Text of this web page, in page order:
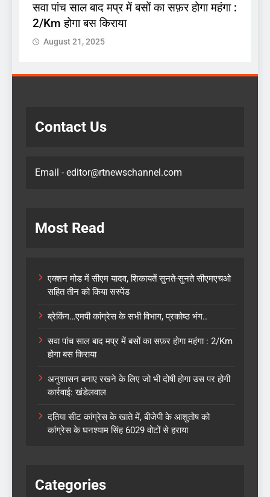
सवा पांच साल बाद मप्र में बसों का सफ़र होगा महंगा :
2/Km होगा बस किराया
August 21, 2025
Contact Us
Email - editor@rtnewschannel.com
Most Read
एक्शन मोड में सीएम यादव, शिकायतें सुनते-सुनते सीएमएचओ
सहित तीन को किया सस्पेंड
ब्रेकिंग…एमपी कांग्रेस के सभी विभाग, प्रकोष्ठ भंग..
सवा पांच साल बाद मप्र में बसों का सफ़र होगा महंगा : 2/Km
होगा बस किराया
अनुशासन बनाए रखने के लिए जो भी दोषी होगा उस पर होगी
कार्रवाई: खंडेलवाल
दतिया सीट कांग्रेस के खाते में, बीजेपी के आशुतोष को
कांग्रेस के घनश्याम सिंह 6029 वोटों से हराया
Categories